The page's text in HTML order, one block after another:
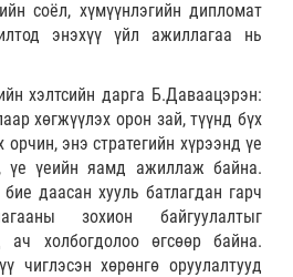
соёл, хүмүүнлэгийн дипломат
энэхүү үйл ажиллагаа нь
хэлтсийн дарга Б.Даваацэрэн:
хөгжүүлэх орон зай, түүнд бүх
орчин, энэ стратегийн хүрээнд үе
үе үеийн яамд ажиллаж байна.
даасан хууль батлагдан гарч
зохион байгуулалтыг
ач холбогдолоо өгсөөр байна.
хөрөнгө оруулалтууд